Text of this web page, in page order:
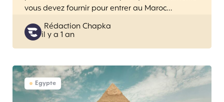
vous devez fournir pour entrer au Maroc…
Posted
by
Rédaction Chapka
il y a 1 an
Egypte